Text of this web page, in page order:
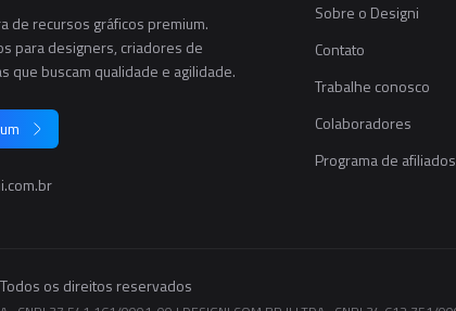
de recursos gráficos premium.
para designers, criadores de
que buscam qualidade e agilidade.
Sobre o Designi
Contato
Trabalhe conosco
Colaboradores
Programa de afiliados
os direitos reservados